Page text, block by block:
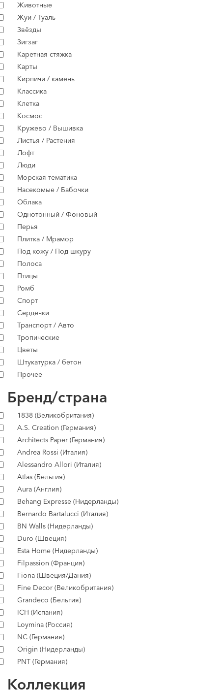
Животные
Жуи / Туаль
Звёзды
Зигзаг
Каретная стяжка
Карты
Кирпичи / камень
Классика
Клетка
Космос
Кружево / Вышивка
Листья / Растения
Лофт
Люди
Морская тематика
Насекомые / Бабочки
Облака
Однотонный / Фоновый
Перья
Плитка / Мрамор
Под кожу / Под шкуру
Полоса
Птицы
Ромб
Спорт
Сердечки
Транспорт / Авто
Тропические
Цветы
Штукатурка / бетон
Прочее
Бренд/страна
1838 (Великобритания)
A.S. Creation (Германия)
Architects Paper (Германия)
Andrea Rossi (Италия)
Alessandro Allori (Италия)
Atlas (Бельгия)
Aura (Англия)
Behang Expresse (Нидерланды)
Bernardo Bartalucci (Италия)
BN Walls (Нидерланды)
Duro (Швеция)
Esta Home (Нидерланды)
Filpassion (Франция)
Fiona (Швеция/Дания)
Fine Decor (Великобритания)
Grandeco (Бельгия)
ICH (Испания)
Loymina (Россия)
NC (Германия)
Origin (Нидерланды)
PNT (Германия)
Коллекция